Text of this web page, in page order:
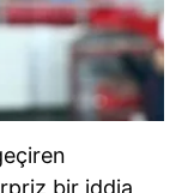
bir iddia